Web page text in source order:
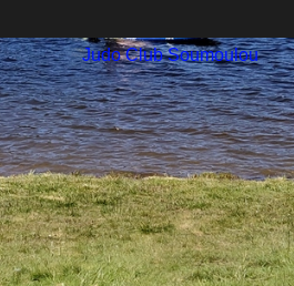
Judo Club Soumoulou